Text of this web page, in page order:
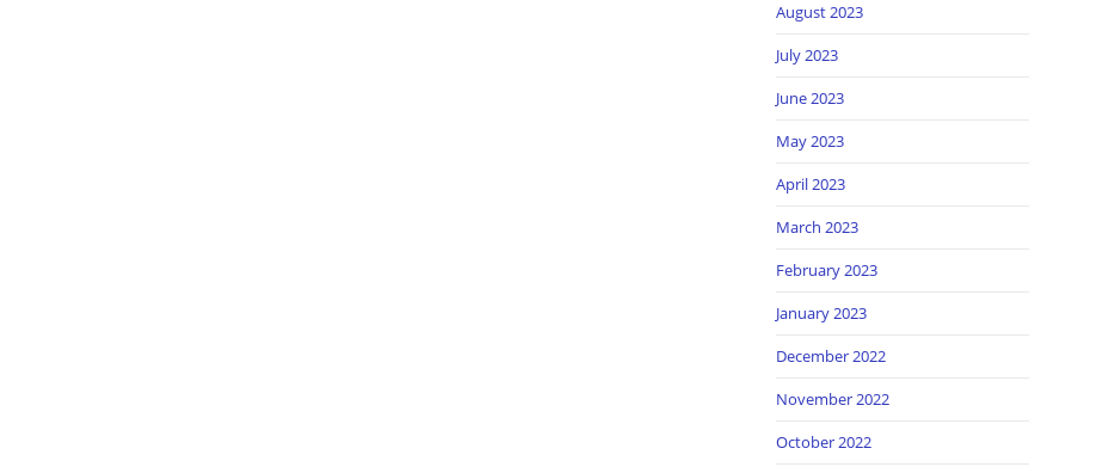
August 2023
July 2023
June 2023
May 2023
April 2023
March 2023
February 2023
January 2023
December 2022
November 2022
October 2022